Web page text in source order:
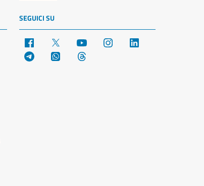
SEGUICI SU
Facebook YouTube Instagram
Telegram WhatsApp